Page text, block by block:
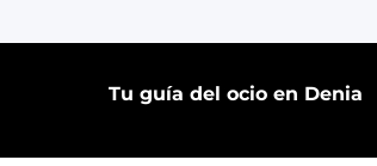
Tu guía del ocio en Denia